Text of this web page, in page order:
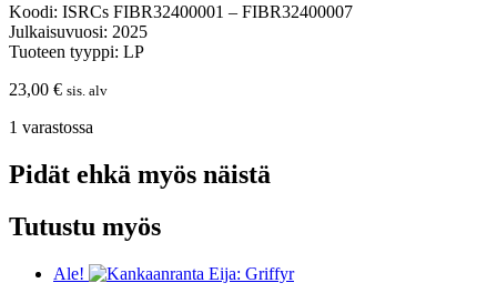
Koodi: ISRCs FIBR32400001 – FIBR32400007
Julkaisuvuosi: 2025
Tuoteen tyyppi: LP
23,00 € sis. alv
1 varastossa
Pidät ehkä myös näistä
Tutustu myös
Ale!